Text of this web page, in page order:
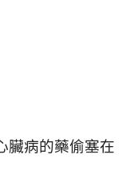
臟病的藥偷塞在